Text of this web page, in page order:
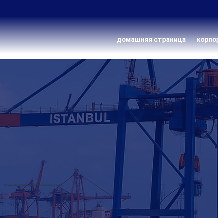
домашняя страница
Лучший экспортер стирального порошка из Turkey